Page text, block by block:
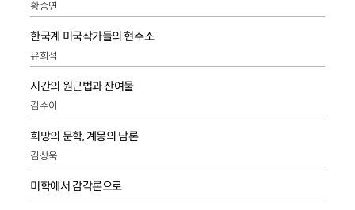
황종연
한국계 미국작가들의 현주소
유희석
시간의 원근법과 잔여물
김수이
희망의 문학, 계몽의 담론
김상욱
미학에서 감각론으로